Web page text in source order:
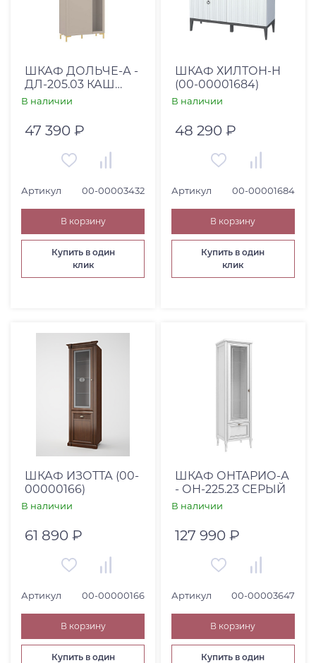
ШКАФ ДОЛЬЧЕ-А -
ДЛ-205.03 КАШ
СЕР+ТРЮФ КОРИЧ
В наличии
47 390 ₽
Артикул 00-00003432
В корзину
Купить в один
клик
ШКАФ ХИЛТОН-H
(00-00001684)
В наличии
48 290 ₽
Артикул 00-00001684
В корзину
Купить в один
клик
ШКАФ ИЗОТТА (00-
00000166)
В наличии
61 890 ₽
Артикул 00-00000166
В корзину
Купить в один
ШКАФ ОНТАРИО-А
- ОН-225.23 СЕРЫЙ
В наличии
127 990 ₽
Артикул 00-00003647
В корзину
Купить в один